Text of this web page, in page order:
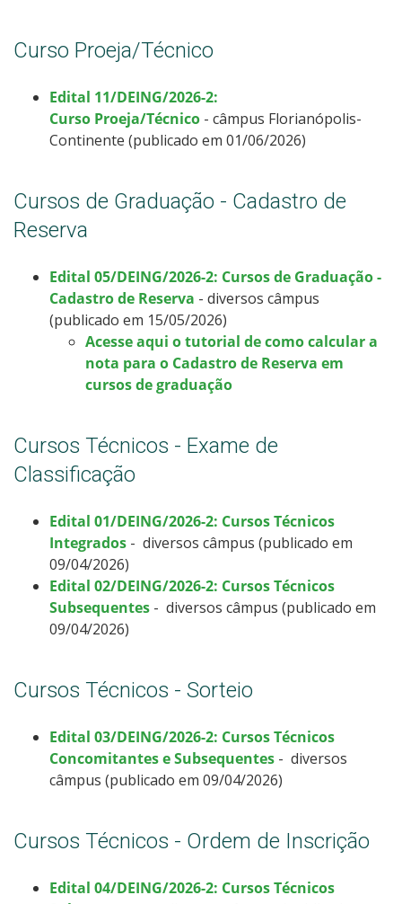
Curso Proeja/Técnico
Edital 11/DEING/2026-2:
Curso Proeja/Técnico - câmpus Florianópolis-
Continente (publicado em 01/06/2026)
Cursos de Graduação - Cadastro de
Reserva
Edital 05/DEING/2026-2: Cursos de Graduação -
Cadastro de Reserva - diversos câmpus
(publicado em 15/05/2026)
Acesse aqui o tutorial de como calcular a
nota para o Cadastro de Reserva em
cursos de graduação
Cursos Técnicos - Exame de
Classificação
Edital 01/DEING/2026-2: Cursos Técnicos
Integrados - diversos câmpus (publicado em
09/04/2026)
Edital 02/DEING/2026-2: Cursos Técnicos
Subsequentes - diversos câmpus (publicado em
09/04/2026)
Cursos Técnicos - Sorteio
Edital 03/DEING/2026-2: Cursos Técnicos
Concomitantes e Subsequentes - diversos
câmpus (publicado em 09/04/2026)
Cursos Técnicos - Ordem de Inscrição
Edital 04/DEING/2026-2: Cursos Técnicos